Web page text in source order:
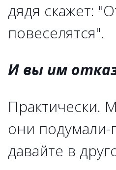
дядя скажет:
повеселятся".
И вы им
Практически.
они подумали-
давайте в